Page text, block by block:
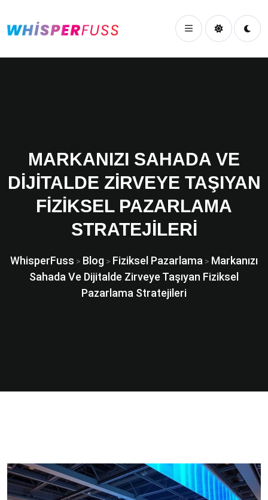
MARKANIZI SAHADA VE
DIJITALDE ZIRVEYE TAŞIYAN
FIZIKSEL PAZARLAMA
STRATEJILERI
WhisperFuss > Blog > Fiziksel Pazarlama > Markanızı
Sahada Ve Dijitalde Zirveye Taşıyan Fiziksel
Pazarlama Stratejileri